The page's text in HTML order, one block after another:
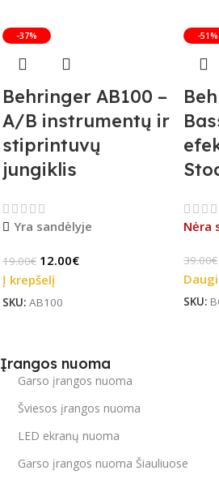
-37%
Behringer AB100 –
A/B instrumentų ir
stiprintuvų
jungiklis
Yra sandėlyje
19.00€ 12.00€
Į krepšelį
SKU: AB100
-51%
Nėra
39.00€
SKU:
Įrangos nuoma
Garso įrangos nuoma
Šviesos įrangos nuoma
LED ekranų nuoma
Garso įrangos nuoma Šiauliuose